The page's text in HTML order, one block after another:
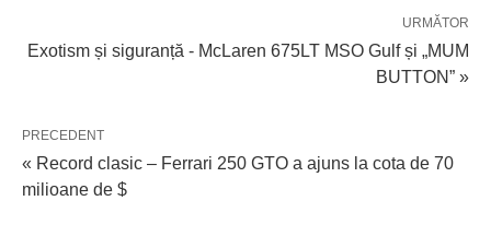
URMĂTOR
Exotism și siguranță - McLaren 675LT MSO Gulf și „MUM
BUTTON” »
PRECEDENT
« Record clasic – Ferrari 250 GTO a ajuns la cota de 70
milioane de $